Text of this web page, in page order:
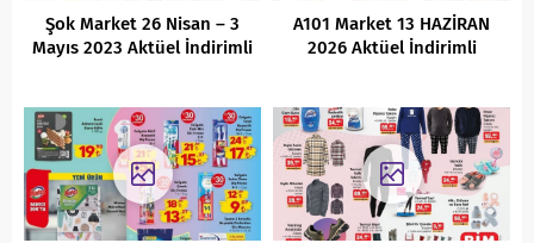
Şok Market 26 Nisan – 3
Mayıs 2023 Aktüel İndirimli
A101 Market 13 HAZİRAN
2026 Aktüel İndirimli